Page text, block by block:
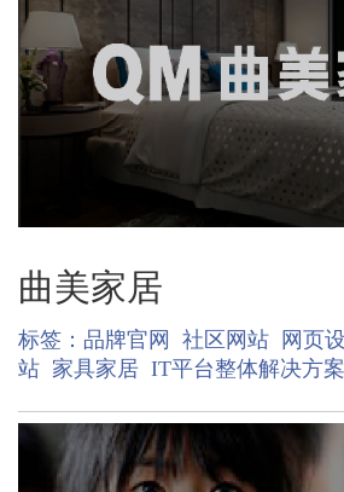
曲美家居
标签： 品牌官网 社区网站 网页
站 家具家居 IT平台整体解决方案